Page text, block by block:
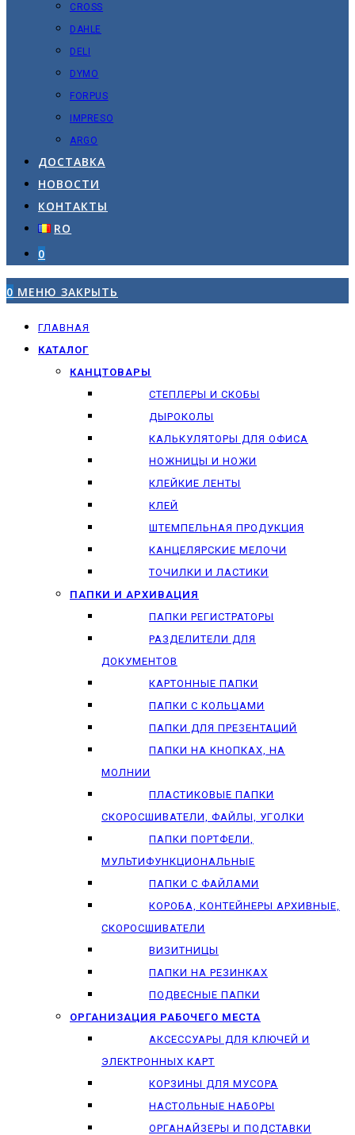
CROSS
DAHLE
DELI
DYMO
FORPUS
IMPRESO
ARGO
ДОСТАВКА
НОВОСТИ
КОНТАКТЫ
RO
0
0 МЕНЮ ЗАКРЫТЬ
ГЛАВНАЯ
КАТАЛОГ
КАНЦТОВАРЫ
СТЕПЛЕРЫ И СКОБЫ
ДЫРОКОЛЫ
КАЛЬКУЛЯТОРЫ ДЛЯ ОФИСА
НОЖНИЦЫ И НОЖИ
КЛЕЙКИЕ ЛЕНТЫ
КЛЕЙ
ШТЕМПЕЛЬНАЯ ПРОДУКЦИЯ
КАНЦЕЛЯРСКИЕ МЕЛОЧИ
ТОЧИЛКИ И ЛАСТИКИ
ПАПКИ И АРХИВАЦИЯ
ПАПКИ РЕГИСТРАТОРЫ
РАЗДЕЛИТЕЛИ ДЛЯ
ДОКУМЕНТОВ
КАРТОННЫЕ ПАПКИ
ПАПКИ С КОЛЬЦАМИ
ПАПКИ ДЛЯ ПРЕЗЕНТАЦИЙ
ПАПКИ НА КНОПКАХ, НА
МОЛНИИ
ПЛАСТИКОВЫЕ ПАПКИ
СКОРОСШИВАТЕЛИ, ФАЙЛЫ, УГОЛКИ
ПАПКИ ПОРТФЕЛИ,
МУЛЬТИФУНКЦИОНАЛЬНЫЕ
ПАПКИ С ФАЙЛАМИ
КОРОБА, КОНТЕЙНЕРЫ АРХИВНЫЕ,
СКОРОСШИВАТЕЛИ
ВИЗИТНИЦЫ
ПАПКИ НА РЕЗИНКАХ
ПОДВЕСНЫЕ ПАПКИ
ОРГАНИЗАЦИЯ РАБОЧЕГО МЕСТА
АКСЕССУАРЫ ДЛЯ КЛЮЧЕЙ И
ЭЛЕКТРОННЫХ КАРТ
КОРЗИНЫ ДЛЯ МУСОРА
НАСТОЛЬНЫЕ НАБОРЫ
ОРГАНАЙЗЕРЫ И ПОДСТАВКИ